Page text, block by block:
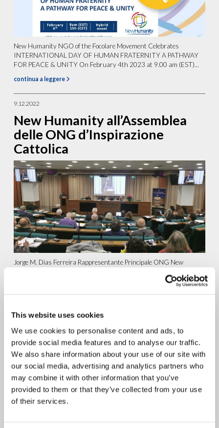
This website uses cookies
We use cookies to personalise content and ads, to
provide social media features and to analyse our traffic.
We also share information about your use of our site with
our social media, advertising and analytics partners who
may combine it with other information that you’ve
provided to them or that they’ve collected from your use
of their services.
New Humanity NGO of the Focolare Movement Celebrates
INTERNATIONAL DAY OF HUMAN FRATERNITY A PATHWAY
FOR PEACE & UNITY On February 4th 2023 at 9.00 am (EST)...
continua a leggere
9.12.2022
New Humanity all’Assemblea
delle ONG d’Inspirazione
Cattolica
Jorge M. Dias Ferreira Rappresentante Principale ONG New
30.11.2022
Il tempo della Pace – II
Congresso Internazionale